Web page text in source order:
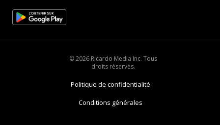
© 2026 Ricardo Media Inc. Tous
droits réservés.
Politique de confidentialité
Conditions générales